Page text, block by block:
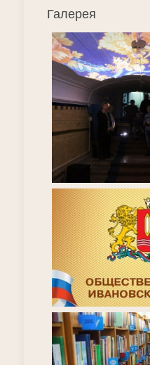
Галерея